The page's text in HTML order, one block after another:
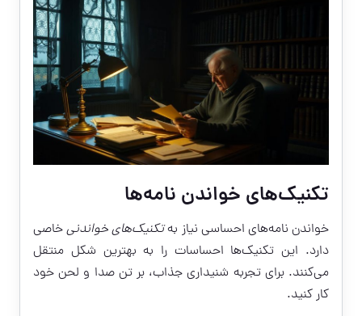
تکنیک‌های خواندن نامه‌ها
خواندن نامه‌های احساسی نیاز بهتکنیک‌های خواندنیخاصی
دارد. این تکنیک‌ها احساسات را به بهترین شکل منتقل
می‌کنند. برای تجربه شنیداری جذاب، بر تن صدا و لحن خود
کار کنید.